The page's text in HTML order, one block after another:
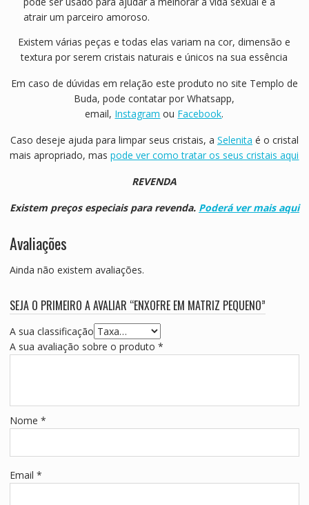
atrair um parceiro amoroso.
Existem várias peças e todas elas variam na cor, dimensão e
textura por serem cristais naturais e únicos na sua essência
Em caso de dúvidas em relação este produto no site Templo de
Buda, pode contatar por Whatsapp,
email, Instagram ou Facebook.
Caso deseje ajuda para limpar seus cristais, a Selenita é o cristal
mais apropriado, maspode ver como tratar os seus cristais aqui
REVENDA
Existem preços especiais para revenda. Poderá ver mais aqui
Avaliações
Ainda não existem avaliações.
SEJA O PRIMEIRO A AVALIAR “ENXOFRE EM MATRIZ PEQUENO”
A sua classificação
A sua avaliação sobre o produto *
Nome *
Email *